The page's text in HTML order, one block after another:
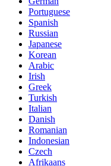
Portuguese
Spanish
Russian
Japanese
Korean
Arabic
Irish
Greek
Turkish
Italian
Danish
Romanian
Indonesian
Czech
Afrikaans